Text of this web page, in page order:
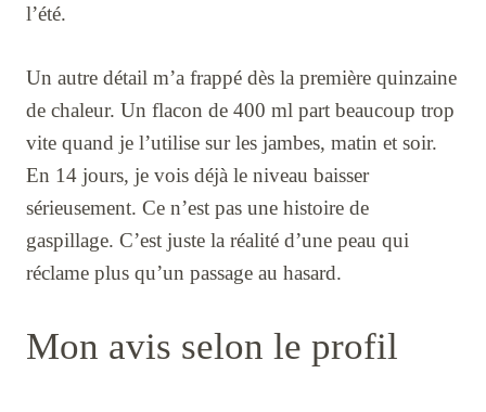
l’été.
Un autre détail m’a frappé dès la première quinzaine
de chaleur. Un flacon de 400 ml part beaucoup trop
vite quand je l’utilise sur les jambes, matin et soir.
En 14 jours, je vois déjà le niveau baisser
sérieusement. Ce n’est pas une histoire de
gaspillage. C’est juste la réalité d’une peau qui
réclame plus qu’un passage au hasard.
Mon avis selon le profil